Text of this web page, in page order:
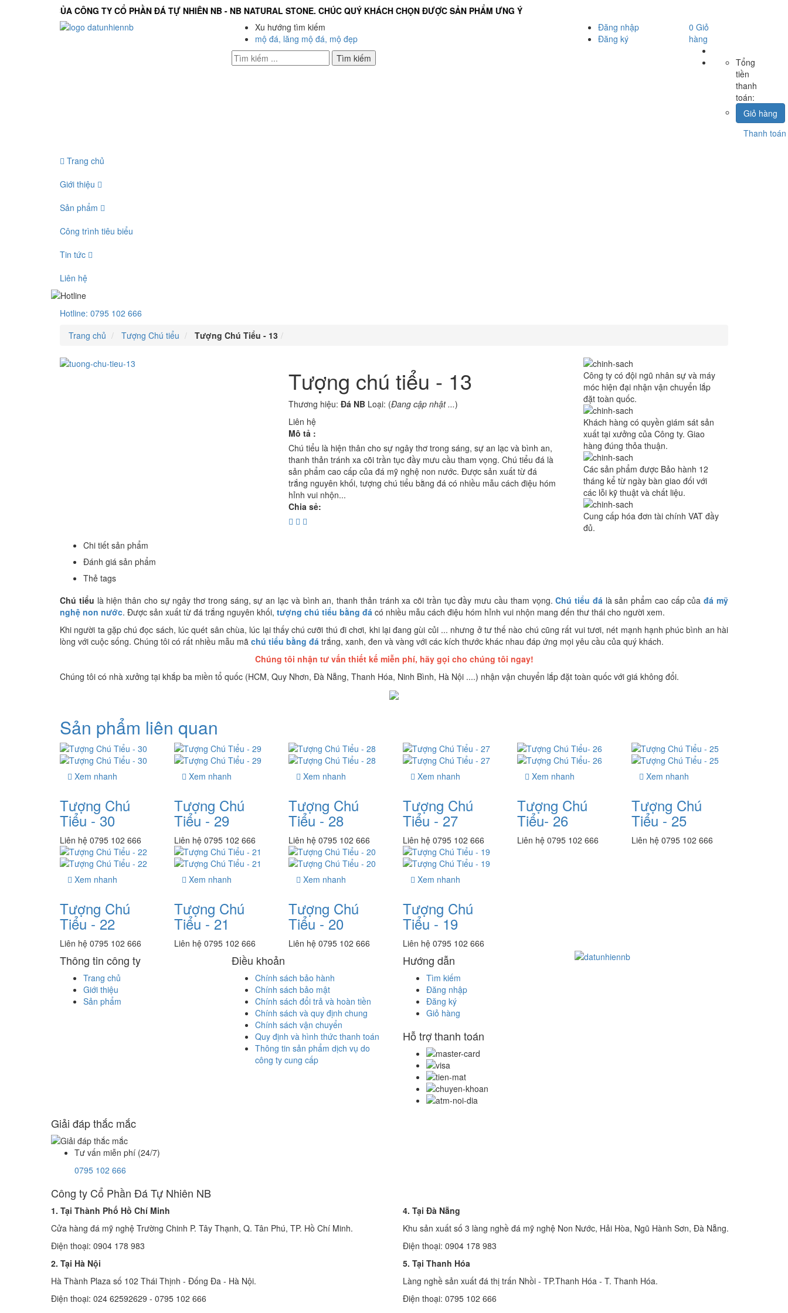
CỦA CÔNG TY CỔ PHẦN ĐÁ TỰ NHIÊN NB - NB NATURAL STONE. CHÚC QUÝ KHÁCH CHỌN ĐƯỢC SẢN PHẨM ƯNG Ý
Xu hướng tìm kiếm
mộ đá, lăng mộ đá, mộ đẹp
Đăng nhập
Đăng ký
0 Giỏ
hàng
Tổng
tiền
thanh
toán:
Giỏ hàng
Thanh toán
Trang chủ
Giới thiệu
Sản phẩm
Công trình tiêu biểu
Tin tức
Liên hệ
Hotline: 0795 102 666
Trang chủ
Tượng Chú tiểu Tượng Chú Tiểu - 13
Tượng chú tiểu - 13
Thương hiệu: Đá NB Loại: (Đang cập nhật ...)
Liên hệ
Mô tả :
Chú tiểu là hiện thân cho sự ngây thơ trong sáng, sự an lạc và bình an,
thanh thản tránh xa cõi trần tục đầy mưu cầu tham vọng. Chú tiểu đá là
sản phẩm cao cấp của đá mỹ nghệ non nước. Được sản xuất từ đá
trắng nguyên khối, tượng chú tiểu bằng đá có nhiều mẫu cách điệu hóm
hỉnh vui nhộn...
Chia sẻ:
Công ty có đội ngũ nhân sự và máy
móc hiện đại nhận vận chuyển lắp
đặt toàn quốc.
Khách hàng có quyền giám sát sản
xuất tại xưởng của Công ty. Giao
hàng đúng thỏa thuận.
Các sản phẩm được Bảo hành 12
tháng kể từ ngày bàn giao đối với
các lỗi kỹ thuật và chất liệu.
Cung cấp hóa đơn tài chính VAT đầy
đủ.
Chi tiết sản phẩm
Đánh giá sản phẩm
Thẻ tags
Chú tiểu là hiện thân cho sự ngây thơ trong sáng, sự an lạc và bình an, thanh thản tránh xa cõi trần tục đầy mưu cầu tham vọng.Chú tiểu đálà sản phẩm cao cấp củađá mỹ
nghệ non nước. Được sản xuất từ đá trắng nguyên khối, tượng chú tiểu bằng đá có nhiều mẫu cách điệu hóm hỉnh vui nhộn mang đến thư thái cho người xem.
Khi người ta gặp chú đọc sách, lúc quét sân chùa, lúc lại thấy chú cưỡi thú đi chơi, khi lại đang gùi củi ... nhưng ở tư thế nào chú cũng rất vui tươi, nét mạnh hạnh phúc bình an hài
lòng với cuộc sống. Chúng tôi có rất nhiều mẫu mã chú tiểu bằng đá trắng, xanh, đen và vàng với các kích thước khác nhau đáp ứng mọi yêu cầu của quý khách.
Chúng tôi nhận tư vấn thiết kế miễn phí, hãy gọi cho chúng tôi ngay!
Chúng tôi có nhà xưởng tại khắp ba miền tổ quốc (HCM, Quy Nhơn, Đà Nẵng, Thanh Hóa, Ninh Bình, Hà Nội ....) nhận vận chuyển lắp đặt toàn quốc với giá không đổi.
Sản phẩm liên quan
Xem nhanh
Tượng Chú
Tiểu - 30
Liên hệ 0795 102 666
Xem nhanh
Tượng Chú
Tiểu - 29
Liên hệ 0795 102 666
Xem nhanh
Tượng Chú
Tiểu - 28
Liên hệ 0795 102 666
Xem nhanh
Tượng Chú
Tiểu - 27
Liên hệ 0795 102 666
Xem nhanh
Tượng Chú
Tiểu- 26
Liên hệ 0795 102 666
Xem nhanh
Tượng Chú
Tiểu - 25
Liên hệ 0795 102 666
Xem nhanh
Tượng Chú
Tiểu - 22
Liên hệ 0795 102 666
Xem nhanh
Tượng Chú
Tiểu - 21
Liên hệ 0795 102 666
Xem nhanh
Tượng Chú
Tiểu - 20
Liên hệ 0795 102 666
Xem nhanh
Tượng Chú
Tiểu - 19
Liên hệ 0795 102 666
Thông tin công ty
Trang chủ
Giới thiệu
Sản phẩm
Điều khoản
Chính sách bảo hành
Chính sách bảo mật
Chính sách đổi trả và hoàn tiền
Chính sách và quy định chung
Chính sách vận chuyển
Quy định và hình thức thanh toán
Thông tin sản phẩm dịch vụ do
công ty cung cấp
Hướng dẫn
Tìm kiếm
Đăng nhập
Đăng ký
Giỏ hàng
Hỗ trợ thanh toán
Giải đáp thắc mắc
Tư vấn miễn phí (24/7)
0795 102 666
Công ty Cổ Phần Đá Tự Nhiên NB
1. Tại Thành Phố Hồ Chí Minh
Cửa hàng đá mỹ nghệ Trường Chinh P. Tây Thạnh, Q. Tân Phú, TP. Hồ Chí Minh.
Điện thoại: 0904 178 983
2. Tại Hà Nội
Hà Thành Plaza số 102 Thái Thịnh - Đống Đa - Hà Nội.
Điện thoại: 024 62592629 - 0795 102 666
4. Tại Đà Nẵng
Khu sản xuất số 3 làng nghề đá mỹ nghệ Non Nước, Hải Hòa, Ngũ Hành Sơn, Đà Nẵng.
Điện thoại: 0904 178 983
5. Tại Thanh Hóa
Làng nghề sản xuất đá thị trấn Nhồi - TP.Thanh Hóa - T. Thanh Hóa.
Điện thoại: 0795 102 666